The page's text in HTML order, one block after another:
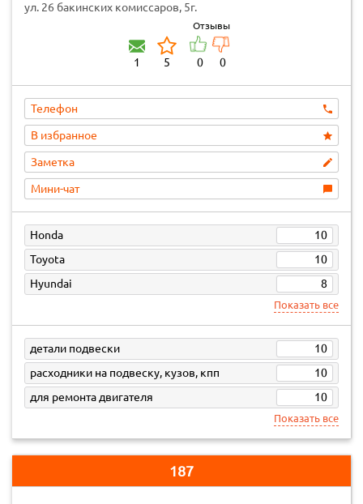
ул. 26 бакинских комиссаров, 5г.
1 5
Отзывы
0 0
Телефон
В избранное
Заметка
Мини-чат
Honda
10
Toyota
10
Hyundai
8
Показать все
детали подвески
10
расходники на подвеску, кузов, кпп
10
для ремонта двигателя
10
Показать все
187